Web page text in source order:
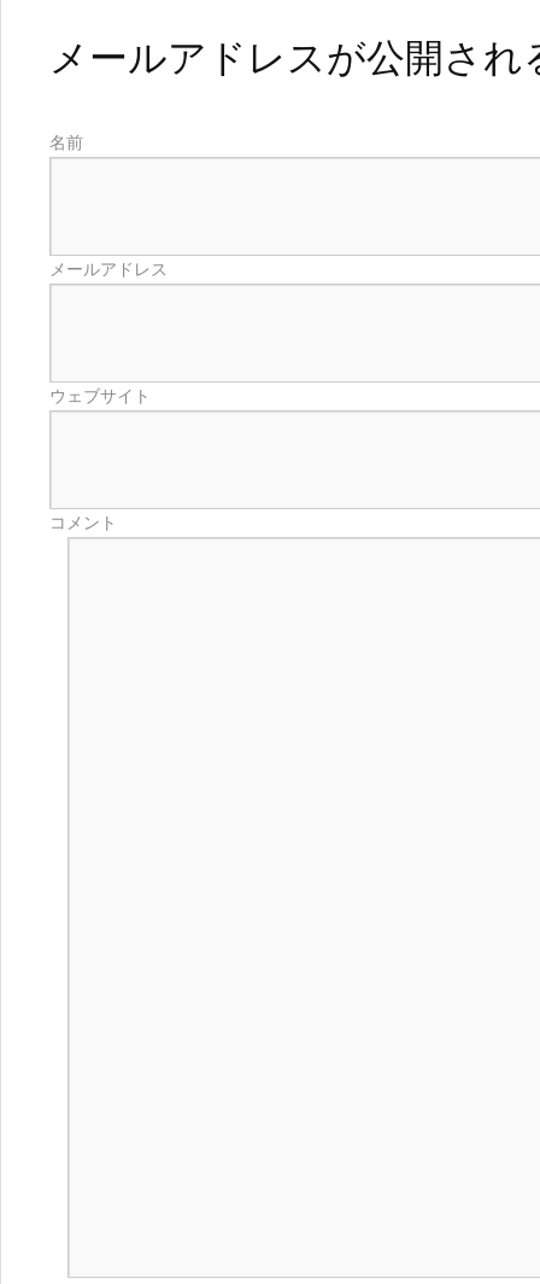
メールアドレスが公開さ
名前
メールアドレス
ウェブサイト
コメント